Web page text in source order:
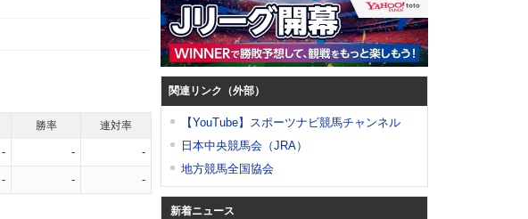
勝率 連対率
- - -
- - -
関連リンク（外部）
【YouTube】スポーツナビ競馬チャンネル
日本中央競馬会（JRA）
地方競馬全国協会
新着ニュース